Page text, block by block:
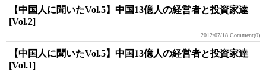
【中国人に聞いたVol.5】中国13億人の経営者と投資家達
[Vol.2]
2012/07/18 Comment(0)
【中国人に聞いたVol.5】中国13億人の経営者と投資家達
[Vol.1]